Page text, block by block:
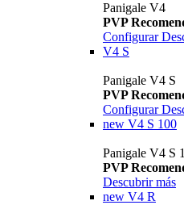
Panigale V4
PVP
Configurar
V4 S
Panigale V4 S
PVP
Configurar
new V4 S 100
Panigale V4 S
PVP
Descubrir más
new V4 R